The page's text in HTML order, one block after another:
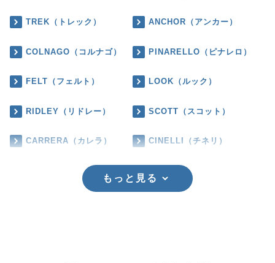
TREK（トレック） ANCHOR（アンカー）
COLNAGO（コルナゴ） PINARELLO（ピナレロ）
FELT（フェルト） LOOK（ルック）
RIDLEY（リドレー） SCOTT（スコット）
CARRERA（カレラ） CINELLI（チネリ）
もっと見る